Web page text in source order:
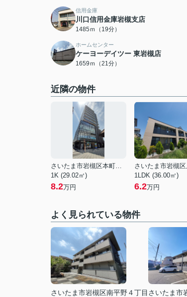
信用金庫
川口信用金庫岩槻支店
1485ｍ（19分）
ホームセンター
ケーヨーデイツー 東岩槻店
1659ｍ（21分）
近隣の物件
さいたま市岩槻区本町１丁目
1K (29.02㎡)
8.2万円
1LDK (36.00㎡)
6.2万円
よく見られている物件
さいたま市岩槻区南平野４丁目 さいたま市